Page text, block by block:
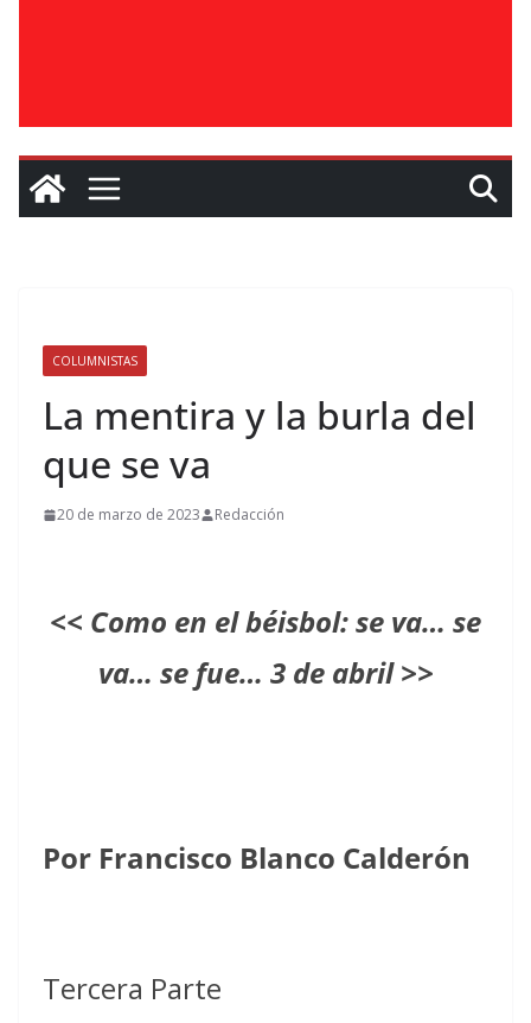
COLUMNISTAS
La mentira y la burla del
que se va
20 de marzo de 2023 Redacción
<< Como en el béisbol: se va… se
va… se fue… 3 de abril >>
Por Francisco Blanco Calderón
Tercera Parte